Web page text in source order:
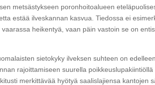
metsästykseen poronhoitoalueen
estää ilveskannan kasvua. Tiedossa ei
heikentyä, vaan päin vastoin se on
sietokyky ilveksen suhteen on
rajoittamiseen suurella
merkittävää hyötyä saalislajiensa kantojen